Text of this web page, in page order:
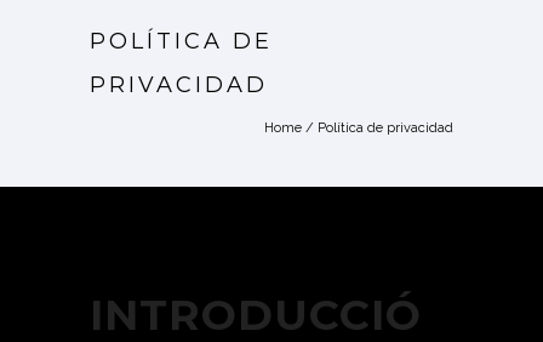
POLÍTICA DE
PRIVACIDAD
Home / Política de privacidad
INTRODUCCIÓ